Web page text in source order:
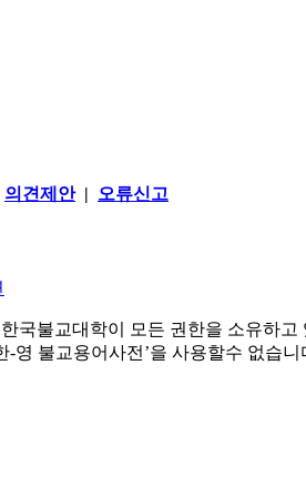
의견제안| 오류신고
국불교대학이 모든 권한을 소유하고
-영 불교용어사전’을 사용할수 없습니